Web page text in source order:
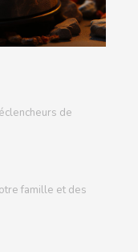
de
famille et des